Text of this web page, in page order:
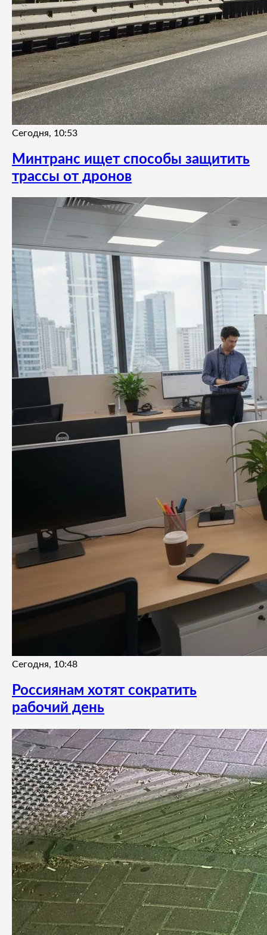
Сегодня, 10:53
Минтранс ищет способы защитить
трассы от дронов
Сегодня, 10:48
Россиянам хотят сократить
рабочий день